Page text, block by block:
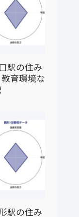
駅の住み
育環境な
駅の住み